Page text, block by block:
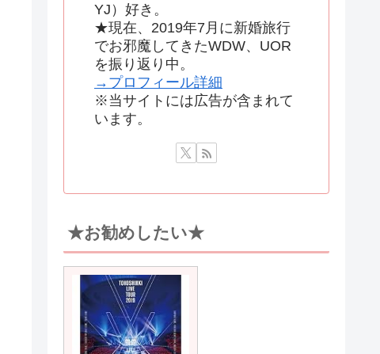
YJ）好き。
★現在、2019年7月に新婚旅行
でお邪魔してきたWDW、UOR
を振り返り中。
→プロフィール詳細
※当サイトには広告が含まれて
います。
★お勧めしたい★